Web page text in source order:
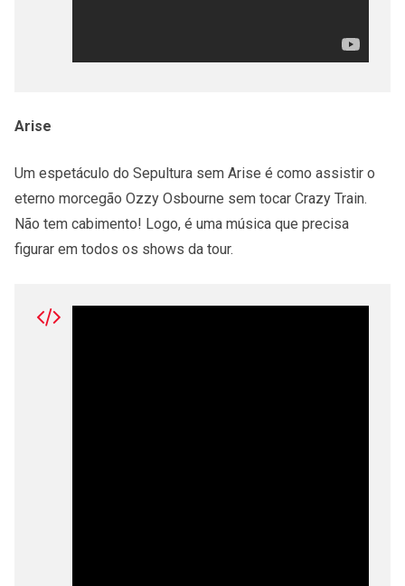
Arise
Um espetáculo do Sepultura sem Arise é como assistir o
eterno morcegão Ozzy Osbourne sem tocar Crazy Train.
Não tem cabimento! Logo, é uma música que precisa
figurar em todos os shows da tour.